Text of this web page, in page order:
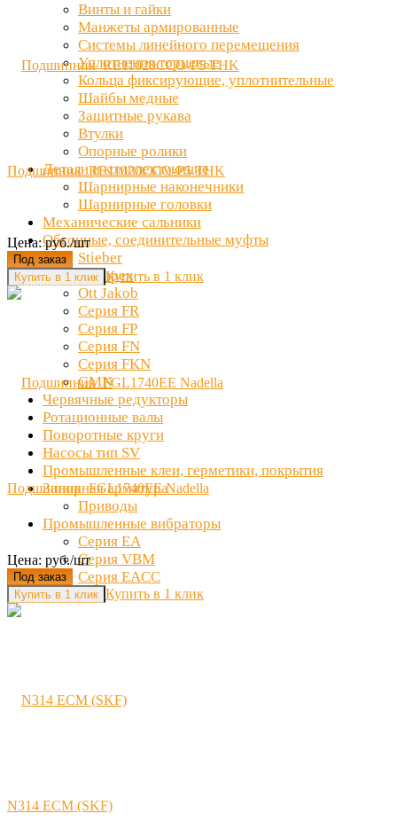
Винты и гайки
Манжеты армированные
Системы линейного перемещения
Уплотнения торцевые
Кольца фиксирующие, уплотнительные
Шайбы медные
Защитные рукава
Втулки
Опорные ролики
Детали и комплектующие
Шарнирные наконечники
Шарнирные головки
Механические сальники
Обгонные, соединительные муфты
Stieber
Clampex
Ott Jakob
Серия FR
Серия FP
Серия FN
Серия FKN
GMN
Червячные редукторы
Ротационные валы
Поворотные круги
Насосы тип SV
Промышленные клеи, герметики, покрытия
Запорная арматура
Приводы
Промышленные вибраторы
Серия EA
Серия VBM
Серия EACC
Подшипник RE11020CCO-P5 THK
Цена: руб./шт
Под заказ
Купить в 1 клик
Подшипник FGL1740EE Nadella
Цена: руб./шт
Под заказ
Купить в 1 клик
N314 ЕСМ (SKF)